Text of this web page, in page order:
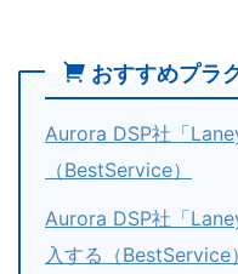
おすすめプラ
Aurora DSP社「
（BestService）
Aurora DSP社「
入する（BestService）